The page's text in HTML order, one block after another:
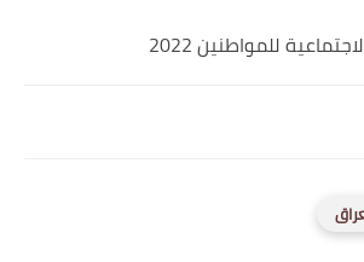
للمواطنين 2022